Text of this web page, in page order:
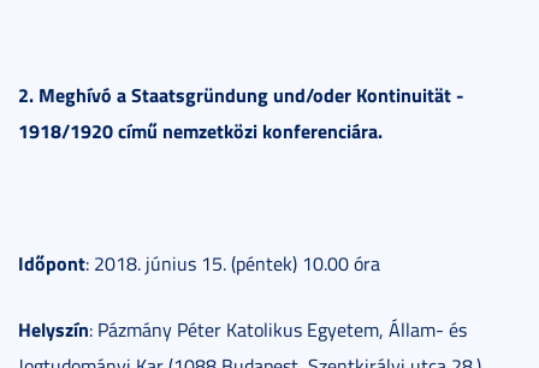
2. Meghívó a Staatsgründung und/oder Kontinuität -
1918/1920 című nemzetközi konferenciára.
Időpont: 2018. június 15. (péntek) 10.00 óra
Helyszín: Pázmány Péter Katolikus Egyetem, Állam- és